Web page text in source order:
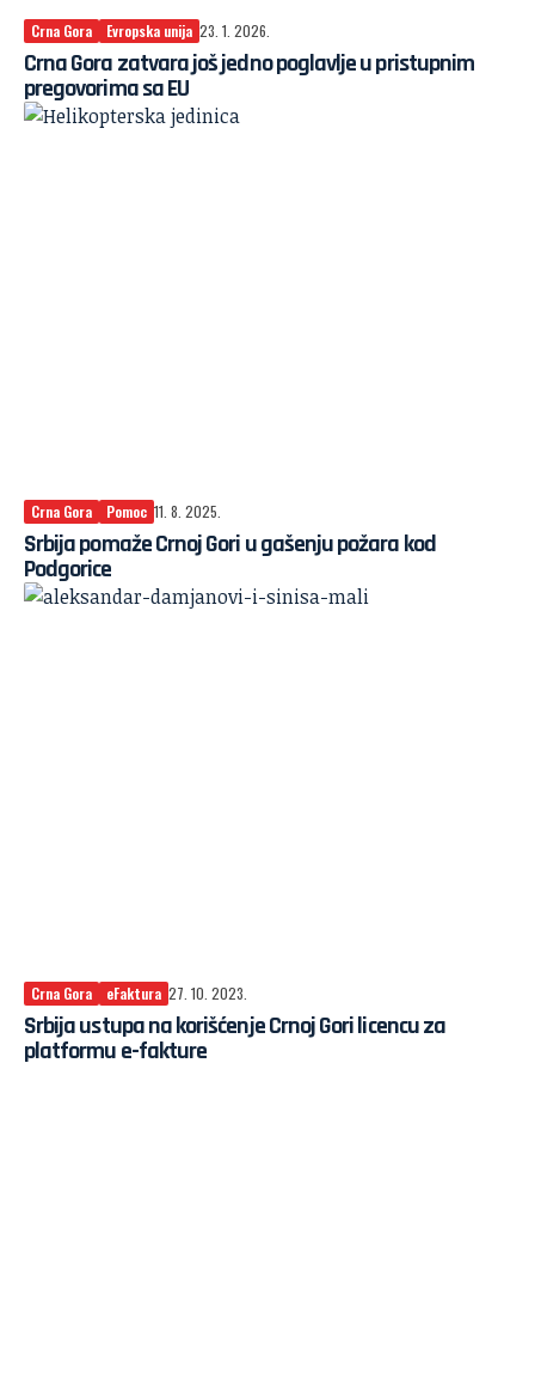
Crna Gora Evropska unija 23. 1. 2026.
Crna Gora zatvara još jedno poglavlje u pristupnim
pregovorima sa EU
Crna Gora Pomoc 11. 8. 2025.
Srbija pomaže Crnoj Gori u gašenju požara kod
Podgorice
Crna Gora eFaktura 27. 10. 2023.
Srbija ustupa na korišćenje Crnoj Gori licencu za
platformu e-fakture